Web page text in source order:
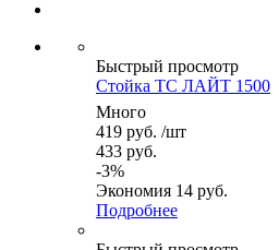
Быстрый просмотр
Стойка ТС ЛАЙТ 1500
Много
419 руб. /шт
433 руб.
-3%
Экономия 14 руб.
Подробнее